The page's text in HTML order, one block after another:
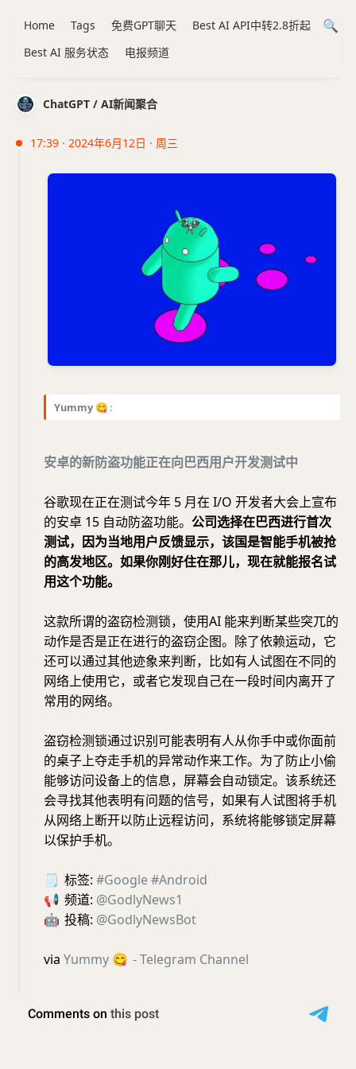
ChatGPT / AI新闻聚合
17:39 · 2024年6月12日 · 周三
Yummy 😋 :
安卓的新防盗功能正在向巴西用户开发测试中
谷歌现在正在测试今年 5 月在 I/O 开发者大会上宣布
的安卓 15 自动防盗功能。 公司选择在巴西进行首次
测试，因为当地用户反馈显示，该国是智能手机被抢
的高发地区。如果你刚好住在那儿，现在就能报名试
用这个功能。
这款所谓的盗窃检测锁，使用AI 能来判断某些突兀的
动作是否是正在进行的盗窃企图。除了依赖运动，它
还可以通过其他迹象来判断，比如有人试图在不同的
网络上使用它，或者它发现自己在一段时间内离开了
常用的网络。
盗窃检测锁通过识别可能表明有人从你手中或你面前
的桌子上夺走手机的异常动作来工作。为了防止小偷
能够访问设备上的信息，屏幕会自动锁定。该系统还
会寻找其他表明有问题的信号，如果有人试图将手机
从网络上断开以防止远程访问，系统将能够锁定屏幕
以保护手机。
🗒 标签: #Google#Android
📢 频道: @GodlyNews1
🤖 投稿: @GodlyNewsBot
via Yummy 😋 - Telegram Channel
Home Tags 免费GPT聊天
Best AI API中转2.8折起
Best AI 服务状态
电报频道